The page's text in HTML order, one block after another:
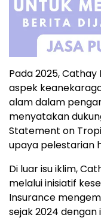
Pada 2025,
aspek
alam dalam
menyatakan
Statement on
upaya pelestarian
Di luar isu iklim,
melalui inisiatif
Insurance
sejak 2024 dengan